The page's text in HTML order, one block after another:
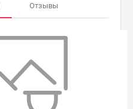
Отзывы